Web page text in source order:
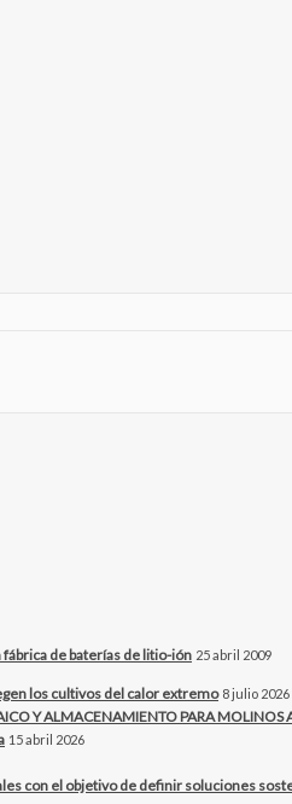
de baterías de litio-ión 25 abril 2009
los cultivos del calor extremo 8 julio 2026
Y ALMACENAMIENTO PARA MOLINOS
15 abril 2026
con el objetivo de definir soluciones